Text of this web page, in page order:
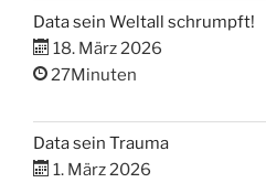
Data sein Weltall schrumpft!
18. März 2026
27Minuten
Data sein Trauma
1. März 2026